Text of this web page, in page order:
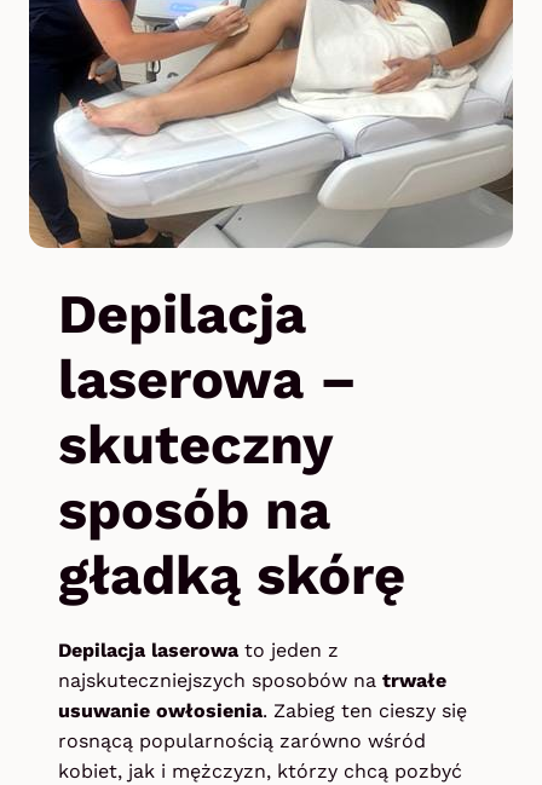
Depilacja
laserowa –
skuteczny
sposób na
gładką skórę
Depilacja laserowa to jeden z
najskuteczniejszych sposobów na trwałe
usuwanie owłosienia. Zabieg ten cieszy się
rosnącą popularnością zarówno wśród
kobiet, jak i mężczyzn, którzy chcą pozbyć